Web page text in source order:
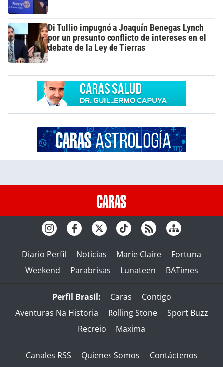
Di Tullio impugnó a Joaquín Benegas Lynch
por un presunto conflicto de intereses en el
debate de la Ley de Tierras
Diario Perfil Noticias Marie Claire
Fortuna
Weekend
Parabrisas Lunateen BATimes
Perfil Brasil: Caras
Contigo
Aventuras Na Historia
Rolling Stone
Sport Buzz
Recreio
Maxima
Canales RSS Quienes Somos
Contáctenos